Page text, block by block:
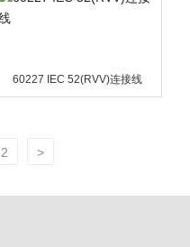
60227 IEC 52(RVV)连接线
2 >